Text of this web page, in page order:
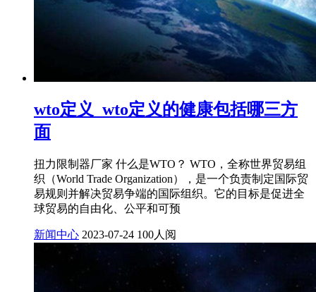
wto定义_wto定义的健康包括哪三方
面
扭力限制器厂家 什么是WTO？ WTO，全称世界贸易组
织（World Trade Organization），是一个负责制定国际贸
易规则并解决贸易争端的国际组织。它的目标是促进全
球贸易的自由化、公平和可预
新闻中心 2023-07-24 100人阅